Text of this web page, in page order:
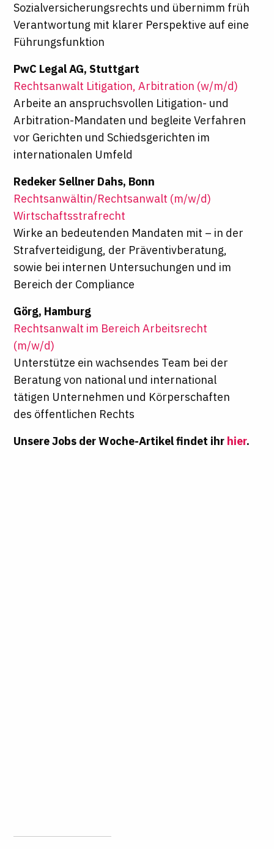
Sozialversicherungsrechts und übernimm früh
Verantwortung mit klarer Perspektive auf eine
Führungsfunktion
PwC Legal AG, Stuttgart
Rechtsanwalt Litigation, Arbitration (w/m/d)
Arbeite an anspruchsvollen Litigation- und
Arbitration-Mandaten und begleite Verfahren
vor Gerichten und Schiedsgerichten im
internationalen Umfeld
Redeker Sellner Dahs, Bonn
Rechtsanwältin/Rechtsanwalt (m/w/d)
Wirtschaftsstrafrecht
Wirke an bedeutenden Mandaten mit – in der
Strafverteidigung, der Präventivberatung,
sowie bei internen Untersuchungen und im
Bereich der Compliance
Görg, Hamburg
Rechtsanwalt im Bereich Arbeitsrecht
(m/w/d)
Unterstütze ein wachsendes Team bei der
Beratung von national und international
tätigen Unternehmen und Körperschaften
des öffentlichen Rechts
Unsere Jobs der Woche-Artikel findet ihr hier.